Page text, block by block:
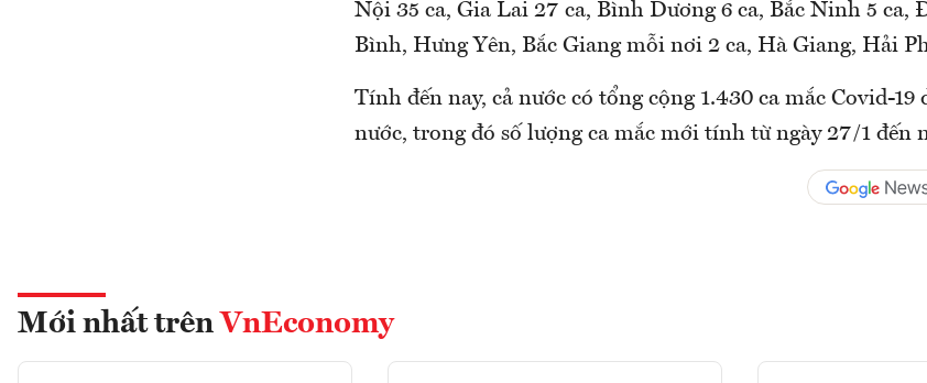
Nội 35 ca, Gia Lai 27 ca, Bình Dương 6 ca, Bắc Ninh 5 ca,
Bình, Hưng Yên, Bắc Giang mỗi nơi 2 ca, Hà Giang, Hải
Tính đến nay, cả nước có tổng cộng 1.430 ca mắc Covid-
nước, trong đó số lượng ca mắc mới tính từ ngày 27/1 đến
Mới nhất trên VnEconomy